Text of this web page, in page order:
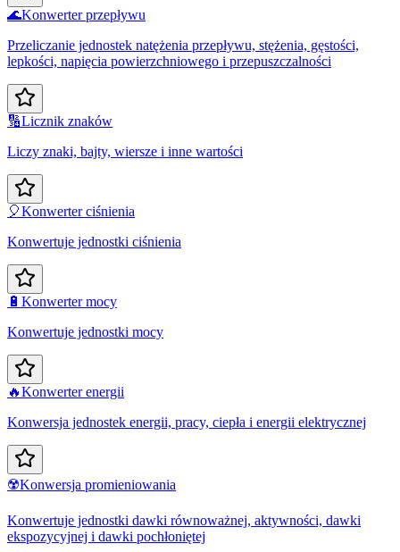
🌊Konwerter przepływu
Przeliczanie jednostek natężenia przepływu, stężenia, gęstości,
lepkości, napięcia powierzchniowego i przepuszczalności
🔢Licznik znaków
Liczy znaki, bajty, wiersze i inne wartości
🎈Konwerter ciśnienia
Konwertuje jednostki ciśnienia
🔋 Konwerter mocy
Konwertuje jednostki mocy
🔥Konwerter energii
Konwersja jednostek energii, pracy, ciepła i energii elektrycznej
☢️Konwersja promieniowania
Konwertuje jednostki dawki równoważnej, aktywności, dawki
ekspozycyjnej i dawki pochłoniętej